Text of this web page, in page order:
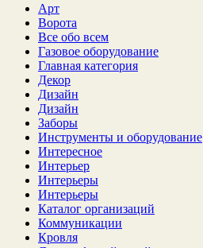
Арт
Ворота
Все обо всем
Газовое оборудование
Главная категория
Декор
Дизайн
Дизайн
Заборы
Инструменты и оборудование
Интересное
Интерьер
Интерьеры
Интерьеры
Каталог организаций
Коммуникации
Кровля